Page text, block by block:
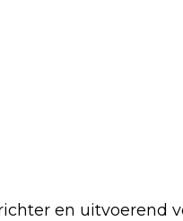
en uitvoerend